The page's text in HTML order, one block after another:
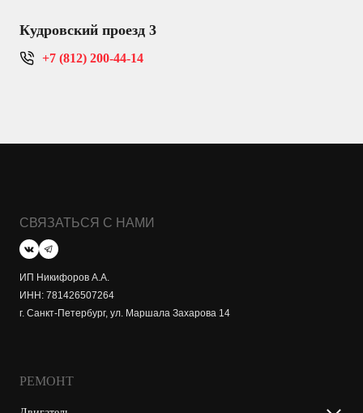
Кудровский проезд 3
+7 (812) 200-44-14
СВЯЗАТЬСЯ С НАМИ
ИП Никифоров А.А.
ИНН: 781426507264
г. Санкт-Петербург, ул. Маршала Захарова 14
РЕМОНТ